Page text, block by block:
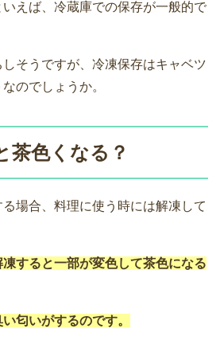
えば、冷蔵庫での保存が一般的で
そうですが、冷凍保存はキャベツ
のでしょうか。
茶色くなる？
場合、料理に使う時には解凍して
すると一部が変色して茶色になる
匂いがするのです。